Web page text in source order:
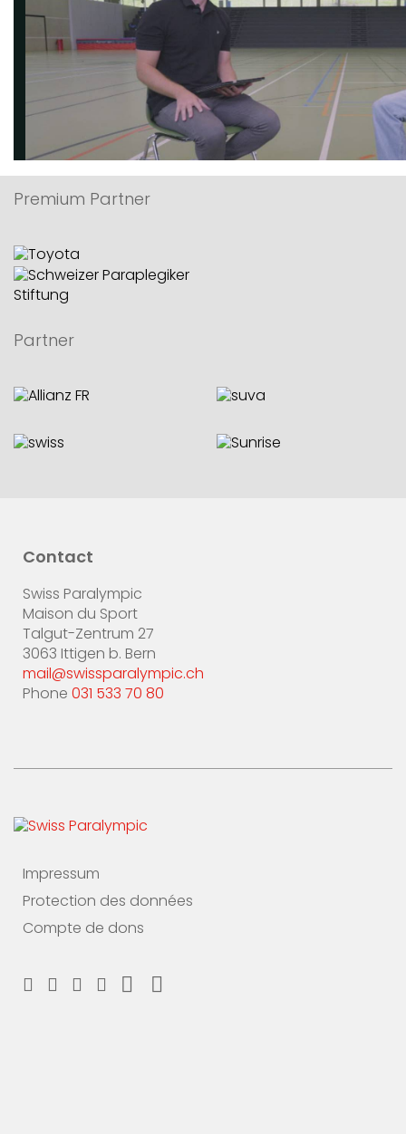
Premium Partner
Partner
Contact
Swiss Paralympic
Maison du Sport
Talgut-Zentrum 27
3063 Ittigen b. Bern
mail@swissparalympic.ch
Phone 031 533 70 80
Impressum
Protection des données
Compte de dons